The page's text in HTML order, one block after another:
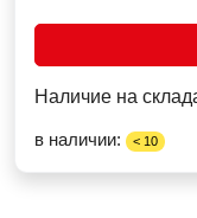
Наличие на
в наличии: < 10